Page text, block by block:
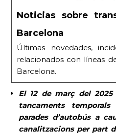
Noticias sobre
Barcelona
Últimas novedades,
relacionados con líneas
Barcelona.
El 12 de març del 2025
tancaments
parades d’autobús a
canalitzacions per part